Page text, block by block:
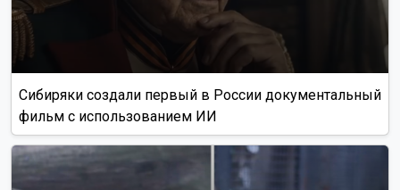
Сибиряки создали первый в России документальный
фильм с использованием ИИ